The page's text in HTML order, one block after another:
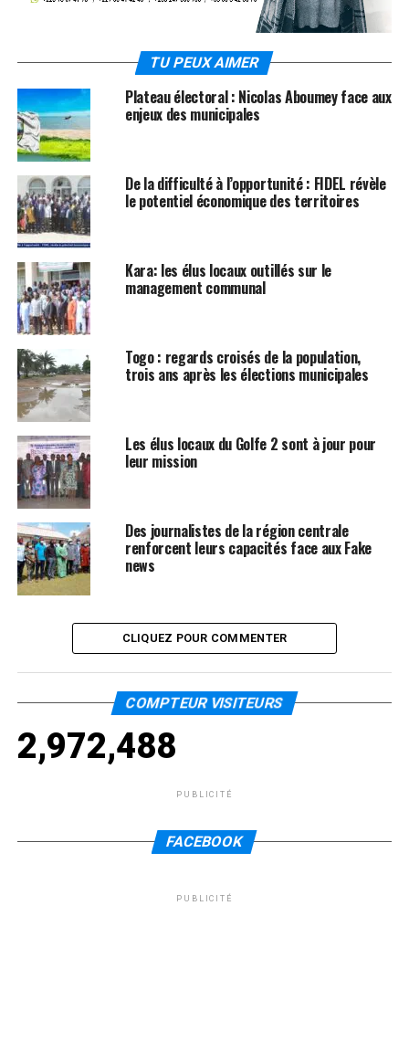
TU PEUX AIMER
Plateau électoral : Nicolas Aboumey face aux
enjeux des municipales
De la difficulté à l’opportunité : FIDEL révèle
le potentiel économique des territoires
Kara: les élus locaux outillés sur le
management communal
Togo : regards croisés de la population,
trois ans après les élections municipales
Les élus locaux du Golfe 2 sont à jour pour
leur mission
Des journalistes de la région centrale
renforcent leurs capacités face aux Fake
news
CLIQUEZ POUR COMMENTER
COMPTEUR VISITEURS
2,972,488
PUBLICITÉ
FACEBOOK
PUBLICITÉ